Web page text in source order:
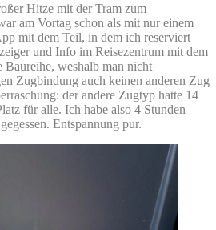
Hitze mit der Tram zum
am Vortag schon als mit nur einem
mit dem Teil, in dem ich reserviert
und Info im Reisezentrum mit dem
Baureihe, weshalb man nicht
Zugbindung auch keinen anderen Zug
der andere Zugtyp hatte 14
für alle. Ich habe also 4 Stunden
Entspannung pur.